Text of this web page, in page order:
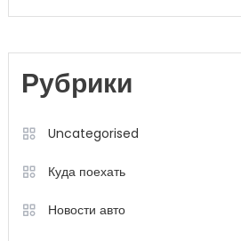
Рубрики
Uncategorised
Куда поехать
Новости авто